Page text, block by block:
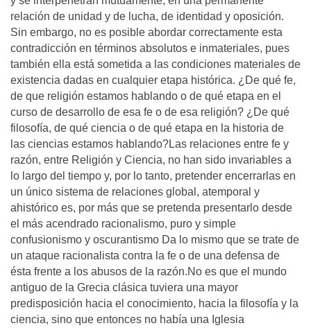
relación de unidad y de lucha, de identidad y oposición.
Sin embargo, no es posible abordar correctamente esta
contradicción en términos absolutos e inmateriales, pues
también ella está sometida a las condiciones materiales de
existencia dadas en cualquier etapa histórica. ¿De qué fe,
de que religión estamos hablando o de qué etapa en el
curso de desarrollo de esa fe o de esa religión? ¿De qué
filosofía, de qué ciencia o de qué etapa en la historia de
las ciencias estamos hablando?Las relaciones entre fe y
razón, entre Religión y Ciencia, no han sido invariables a
lo largo del tiempo y, por lo tanto, pretender encerrarlas en
un único sistema de relaciones global, atemporal y
ahistórico es, por más que se pretenda presentarlo desde
el más acendrado racionalismo, puro y simple
confusionismo y oscurantismo Da lo mismo que se trate de
un ataque racionalista contra la fe o de una defensa de
ésta frente a los abusos de la razón.No es que el mundo
antiguo de la Grecia clásica tuviera una mayor
predisposición hacia el conocimiento, hacia la filosofía y la
ciencia, sino que entonces no había una Iglesia